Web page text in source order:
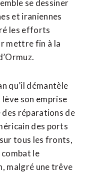
se dessiner
et iraniennes
les efforts
mettre fin à la
qu’il démantèle
son emprise
des réparations de
des ports
tous les fronts,
combat le
malgré une trêve